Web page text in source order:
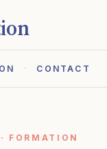
CONTACT
FORMATION